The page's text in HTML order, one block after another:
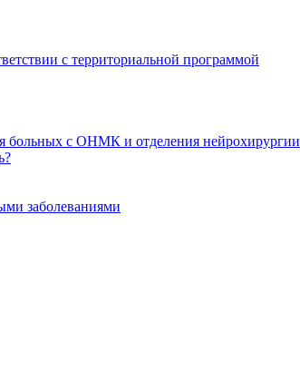
с территориальной программой
больных с ОНМК и отделения нейрохирургии
заболеваниями